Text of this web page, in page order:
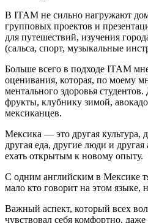
В ITAM не сильно нагружают
групповых проектов и
для путешествий, изучения
(сальса, спорт, музыкальные
Больше всего в подходе ITAM
оценивания, которая, по моему
ментального здоровья
фрукты, клубнику зимой,
мексиканцев.
Мексика — это другая культура,
другая еда, другие люди и
ехать открытым к новому опыту.
С одним английским в Мексике
мало кто говорит на этом языке,
Важный аспект, который всех
чувствовал себя комфортно,